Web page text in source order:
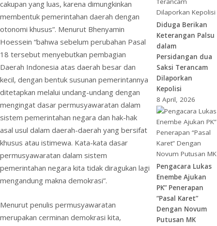
cakupan yang luas, karena dimungkinkan
membentuk pemerintahan daerah dengan
otonomi khusus”. Menurut Bhenyamin
Hoessein “bahwa sebelum perubahan Pasal
18 tersebut menyebutkan pembagian
Daerah Indonesia atas daerah besar dan
kecil, dengan bentuk susunan pemerintannya
ditetapkan melalui undang-undang dengan
mengingat dasar permusyawaratan dalam
sistem pemerintahan negara dan hak-hak
asal usul dalam daerah-daerah yang bersifat
khusus atau istimewa. Kata-kata dasar
permusyawaratan dalam sistem
pemerintahan negara kita tidak diragukan lagi
mengandung makna demokrasi”.
Menurut penulis permusyawaratan
merupakan cerminan demokrasi kita,
Diduga Berikan
Keterangan Palsu
dalam
Persidangan dua
Saksi Terancam
Dilaporkan
Kepolisi
8 April, 2026
Pengacara Lukas
Enembe Ajukan
PK” Penerapan
“Pasal Karet”
Dengan Novum
Putusan MK